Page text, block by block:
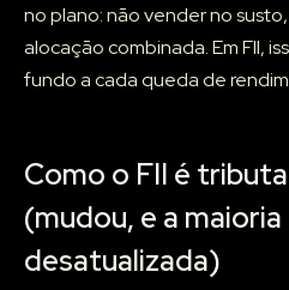
no plano: não vender no
alocação combinada. Em FII,
fundo a cada queda de
Como o FII é
(mudou, e a
desatualizada)